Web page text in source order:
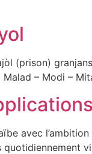
(prison)
– Modi –
avec